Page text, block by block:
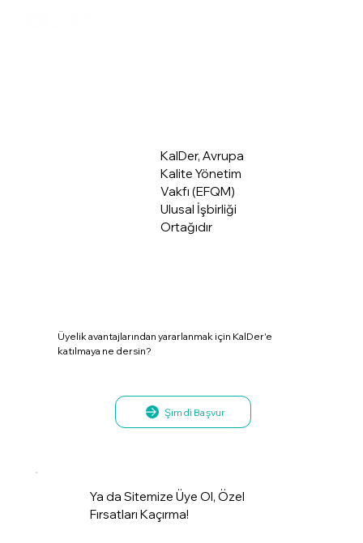
KalDer, Avrupa
Kalite Yönetim
Vakfı (EFQM)
Ulusal İşbirliği
Ortağıdır
Üyelik avantajlarından yararlanmak için KalDer'e
katılmaya ne dersin?
Şimdi Başvur
Ya da Sitemize Üye Ol, Özel
Fırsatları Kaçırma!